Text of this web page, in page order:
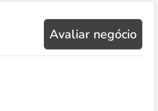
Avaliar negócio